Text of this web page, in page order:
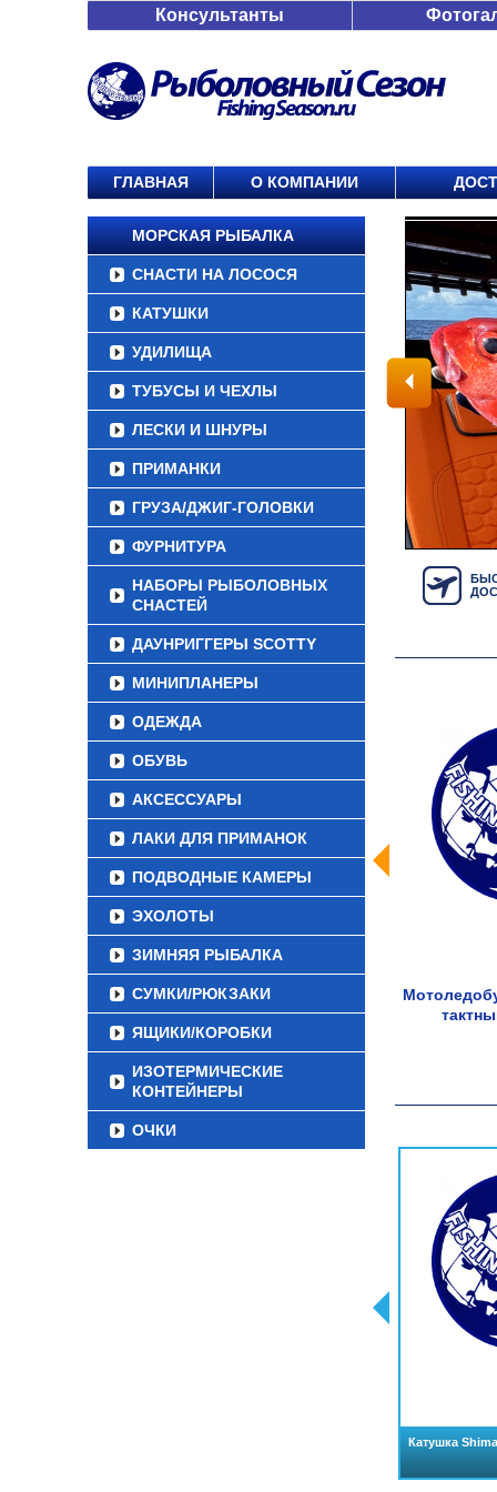
Консультанты
ГЛАВНАЯ О КОМПАНИИ
МОРСКАЯ РЫБАЛКА
СНАСТИ НА ЛОСОСЯ
КАТУШКИ
УДИЛИЩА
ТУБУСЫ И ЧЕХЛЫ
ЛЕСКИ И ШНУРЫ
ПРИМАНКИ
ГРУЗА/ДЖИГ-ГОЛОВКИ
ФУРНИТУРА
НАБОРЫ РЫБОЛОВНЫХ
СНАСТЕЙ
ДАУНРИГГЕРЫ SCOTTY
МИНИПЛАНЕРЫ
ОДЕЖДА
ОБУВЬ
АКСЕССУАРЫ
ЛАКИ ДЛЯ ПРИМАНОК
ПОДВОДНЫЕ КАМЕРЫ
ЭХОЛОТЫ
ЗИМНЯЯ РЫБАЛКА
СУМКИ/РЮКЗАКИ
ЯЩИКИ/КОРОБКИ
ИЗОТЕРМИЧЕСКИЕ
КОНТЕЙНЕРЫ
ОЧКИ
Катушка